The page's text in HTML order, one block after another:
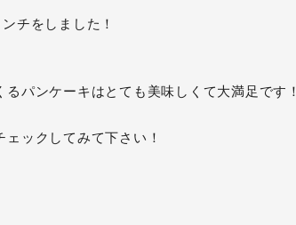
チをしました！
パンケーキはとても美味しくて大満足です！
ックしてみて下さい！